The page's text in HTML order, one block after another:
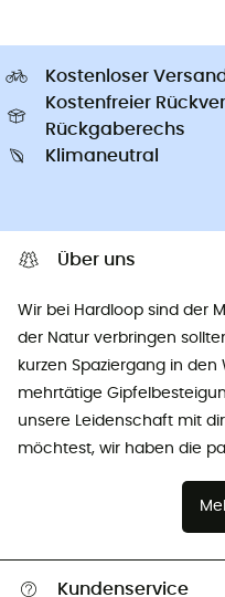
Kostenloser
Kostenfreier
Rückgaberechs
Klimaneutral
Über uns
Wir bei Hardloop sind der
der Natur verbringen
kurzen Spaziergang in
mehrtätige
unsere Leidenschaft mit
möchtest, wir haben die
Kundenservice